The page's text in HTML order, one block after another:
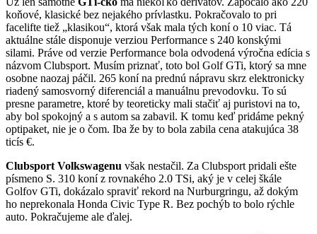
koňové, klasické bez nejakého prívlastku. Pokračovalo to pri
facelifte tiež „klasikou“, ktorá však mala tých koní o 10 viac. Tá
aktuálne stále disponuje verziou Performance s 240 konskými
silami. Práve od verzie Performance bola odvodená výročna edícia s
názvom Clubsport. Musím priznať, toto bol Golf GTi, ktorý sa mne
osobne naozaj páčil. 265 koní na prednú nápravu skrz elektronicky
riadený samosvorný diferenciál a manuálnu prevodovku. To sú
presne parametre, ktoré by teoreticky mali stačiť aj puristovi na to,
aby bol spokojný a s autom sa zabavil. K tomu keď pridáme pekný
optipaket, nie je o čom. Iba že by to bola zabila cena atakujúca 38
ticís €.
Clubsport Volkswagenu však nestačil. Za Clubsport pridali ešte
písmeno S. 310 koní z rovnakého 2.0 TSi, aký je v celej škále
Golfov GTi, dokázalo spraviť rekord na Nurburgringu, až dokým
ho neprekonala Honda Civic Type R. Bez pochýb to bolo rýchle
auto. Pokračujeme ale ďalej.